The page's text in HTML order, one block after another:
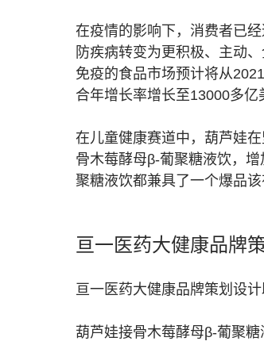
在疫情的影响下，消费者已
防疾病转变为更积极、主动
免疫的食品市场预计将从
合年增长率增长至13000多亿
在儿童健康赛道中，葫芦娃
骨木莓酵母β-葡聚糖液饮，
聚糖液饮都兼具了一个爆品
亘一医药大健康品牌
亘一医药大健康品牌策划设
葫芦娃接骨木莓酵母β-葡聚